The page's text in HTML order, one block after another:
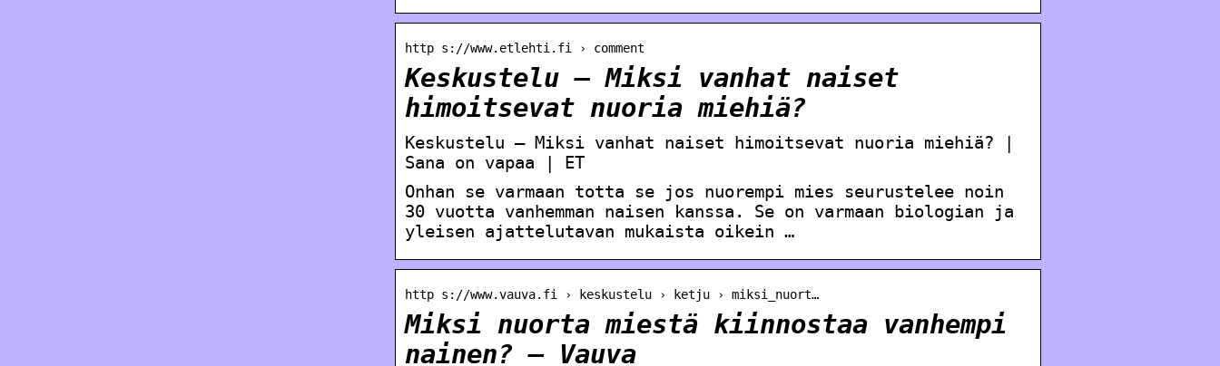
http s://www.etlehti.fi › comment
Keskustelu – Miksi vanhat naiset
himoitsevat nuoria miehiä?
Keskustelu – Miksi vanhat naiset himoitsevat nuoria miehiä? |
Sana on vapaa | ET
Onhan se varmaan totta se jos nuorempi mies seurustelee noin
30 vuotta vanhemman naisen kanssa. Se on varmaan biologian ja
yleisen ajattelutavan mukaista oikein …
http s://www.vauva.fi › keskustelu › ketju › miksi_nuort…
Miksi nuorta miestä kiinnostaa vanhempi
nainen? – Vauva